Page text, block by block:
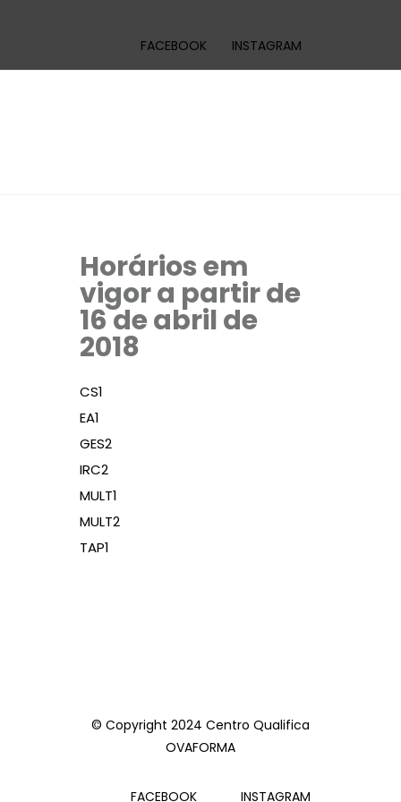
FACEBOOK INSTAGRAM
Horários em
vigor a partir de
16 de abril de
2018
CS1
EA1
GES2
IRC2
MULT1
MULT2
TAP1
© Copyright 2024 Centro Qualifica
OVAFORMA
FACEBOOK INSTAGRAM